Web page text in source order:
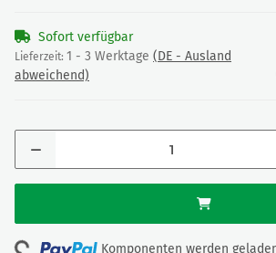
Sofort verfügbar
Lieferzeit: 1 - 3 Werktage (DE - Ausland
abweichend)
Komponenten werden